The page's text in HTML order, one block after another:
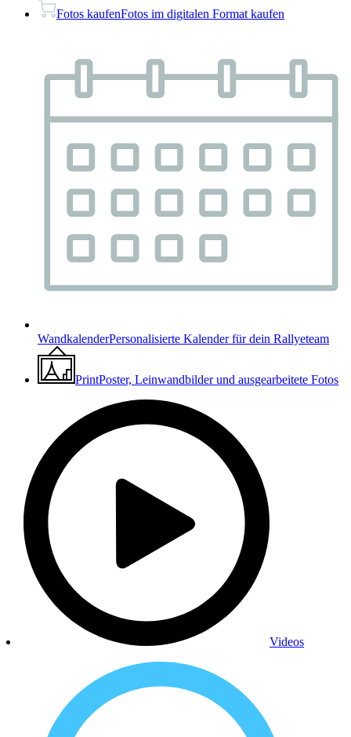
Fotos kaufenFotos im digitalen Format kaufen
WandkalenderPersonalisierte Kalender für dein Rallyeteam
PrintPoster, Leinwandbilder und ausgearbeitete Fotos
Videos